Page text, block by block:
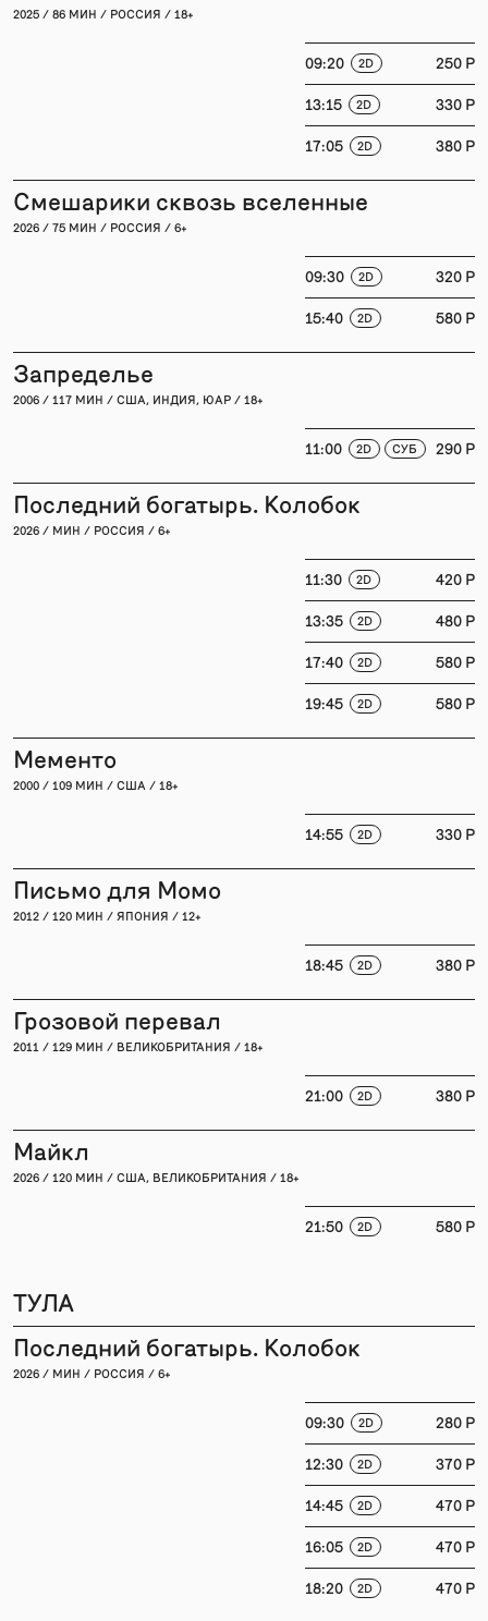
2025 / 86 МИН / РОССИЯ / 18+
09:20 2D 250 P
13:15 2D 330 P
17:05 2D 380 P
Смешарики сквозь вселенные
2026 / 75 МИН / РОССИЯ / 6+
09:30 2D 320 P
15:40 2D 580 P
Запределье
2006 / 117 МИН / США, ИНДИЯ, ЮАР / 18+
11:00 2D СУБ 290 P
Последний богатырь. Колобок
2026 / МИН / РОССИЯ / 6+
11:30 2D 420 P
13:35 2D 480 P
17:40 2D 580 P
19:45 2D 580 P
Мементо
2000 / 109 МИН / США / 18+
14:55 2D 330 P
Письмо для Момо
2012 / 120 МИН / ЯПОНИЯ / 12+
18:45 2D 380 P
Грозовой перевал
2011 / 129 МИН / ВЕЛИКОБРИТАНИЯ / 18+
21:00 2D 380 P
Майкл
2026 / 120 МИН / США, ВЕЛИКОБРИТАНИЯ / 18+
21:50 2D 580 P
ТУЛА
Последний богатырь. Колобок
2026 / МИН / РОССИЯ / 6+
09:30 2D 280 P
12:30 2D 370 P
14:45 2D 470 P
16:05 2D 470 P
18:20 2D 470 P